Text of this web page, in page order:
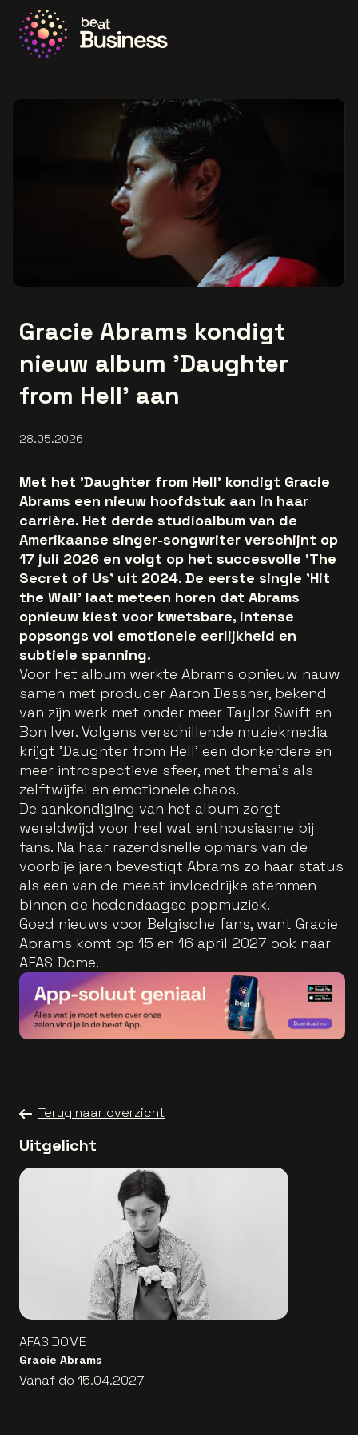
Gracie Abrams kondigt
nieuw album 'Daughter
from Hell' aan
28.05.2026
Met het 'Daughter from Hell' kondigt Gracie
Abrams een nieuw hoofdstuk aan in haar
carrière. Het derde studioalbum van de
Amerikaanse singer-songwriter verschijnt op
17 juli 2026 en volgt op het succesvolle 'The
Secret of Us' uit 2024. De eerste single 'Hit
the Wall' laat meteen horen dat Abrams
opnieuw kiest voor kwetsbare, intense
popsongs vol emotionele eerlijkheid en
subtiele spanning.
Voor het album werkte Abrams opnieuw nauw
samen met producer Aaron Dessner, bekend
van zijn werk met onder meer Taylor Swift en
Bon Iver. Volgens verschillende muziekmedia
krijgt 'Daughter from Hell' een donkerdere en
meer introspectieve sfeer, met thema’s als
zelftwijfel en emotionele chaos.
De aankondiging van het album zorgt
wereldwijd voor heel wat enthousiasme bij
fans. Na haar razendsnelle opmars van de
voorbije jaren bevestigt Abrams zo haar status
als een van de meest invloedrijke stemmen
binnen de hedendaagse popmuziek.
Goed nieuws voor Belgische fans, want Gracie
Abrams komt op 15 en 16 april 2027 ook naar
AFAS Dome.
Terug naar overzicht
Uitgelicht
AFAS DOME
Gracie Abrams
Vanaf do 15.04.2027